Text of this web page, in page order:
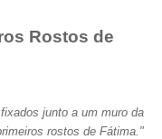
Rostos de
junto a um muro da
rostos de Fátima."